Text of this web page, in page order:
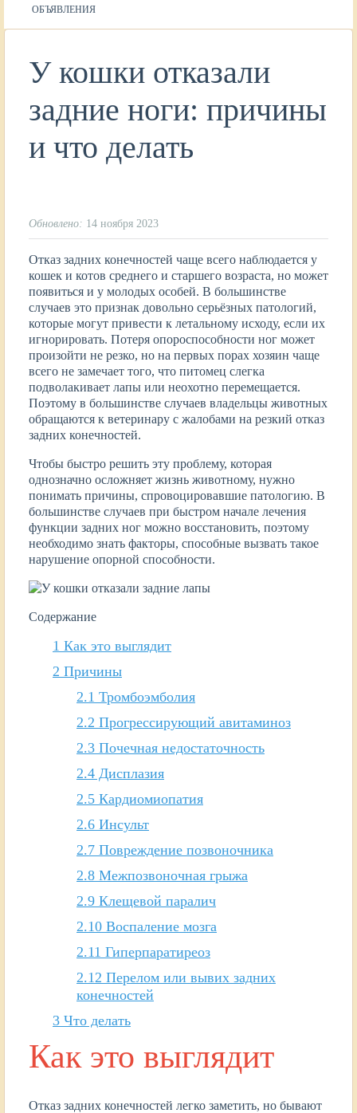
ОБЪЯВЛЕНИЯ
У кошки отказали
задние ноги: причины
и что делать
Обновлено: 14 ноября 2023
Отказ задних конечностей чаще всего наблюдается у
кошек и котов среднего и старшего возраста, но может
появиться и у молодых особей. В большинстве
случаев это признак довольно серьёзных патологий,
которые могут привести к летальному исходу, если их
игнорировать. Потеря опороспособности ног может
произойти не резко, но на первых порах хозяин чаще
всего не замечает того, что питомец слегка
подволакивает лапы или неохотно перемещается.
Поэтому в большинстве случаев владельцы животных
обращаются к ветеринару с жалобами на резкий отказ
задних конечностей.
Чтобы быстро решить эту проблему, которая
однозначно осложняет жизнь животному, нужно
понимать причины, спровоцировавшие патологию. В
большинстве случаев при быстром начале лечения
функции задних ног можно восстановить, поэтому
необходимо знать факторы, способные вызвать такое
нарушение опорной способности.
Содержание
1 Как это выглядит
2 Причины
2.1 Тромбоэмболия
2.2 Прогрессирующий авитаминоз
2.3 Почечная недостаточность
2.4 Дисплазия
2.5 Кардиомиопатия
2.6 Инсульт
2.7 Повреждение позвоночника
2.8 Межпозвоночная грыжа
2.9 Клещевой паралич
2.10 Воспаление мозга
2.11 Гиперпаратиреоз
2.12 Перелом или вывих задних
конечностей
3 Что делать
Как это выглядит
Отказ задних конечностей легко заметить, но бывают